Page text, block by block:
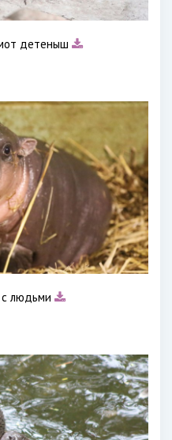
детеныш
людьми